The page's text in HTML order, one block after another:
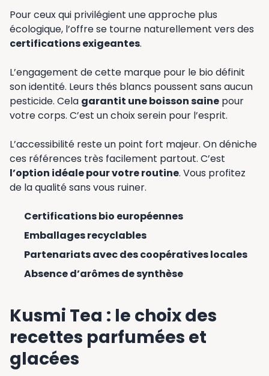
Pour ceux qui privilégient une approche plus
écologique, l’offre se tourne naturellement vers des
certifications exigeantes.
L’engagement de cette marque pour le bio définit
son identité. Leurs thés blancs poussent sans aucun
pesticide. Cela garantit une boisson saine pour
votre corps. C’est un choix serein pour l’esprit.
L’accessibilité reste un point fort majeur. On déniche
ces références très facilement partout. C’est
l’option idéale pour votre routine. Vous profitez
de la qualité sans vous ruiner.
Certifications bio européennes
Emballages recyclables
Partenariats avec des coopératives locales
Absence d’arômes de synthèse
Kusmi Tea : le choix des
recettes parfumées et
glacées